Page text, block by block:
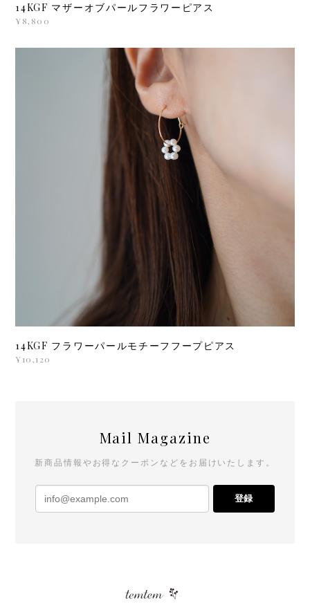
14KGF マザーオブパールフラワーピアス
¥8,800
14KGF フラワーパールモチーフフープピアス
¥10,120
Mail Magazine
新商品情報やお得なクーポンなどをお届けいたします。
登録